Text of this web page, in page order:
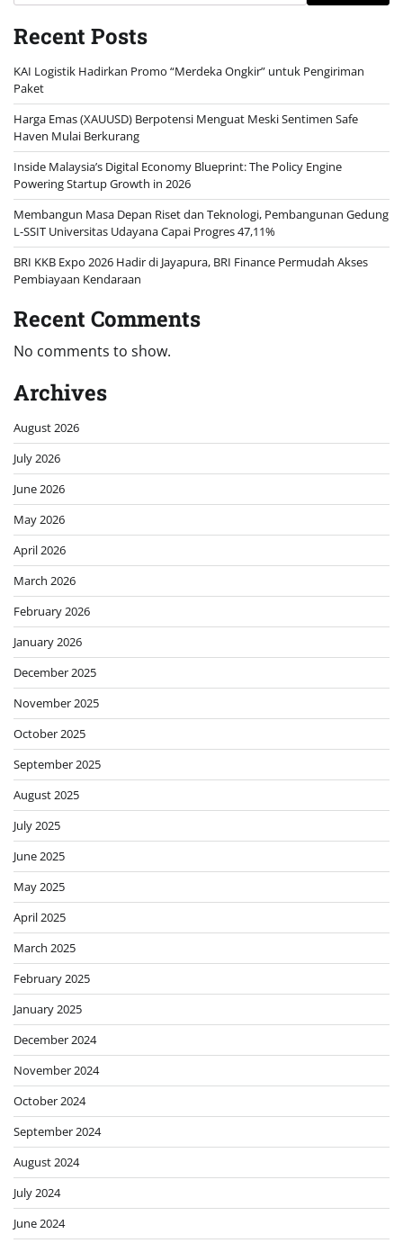
Recent Posts
KAI Logistik Hadirkan Promo “Merdeka Ongkir” untuk Pengiriman
Paket
Harga Emas (XAUUSD) Berpotensi Menguat Meski Sentimen Safe
Haven Mulai Berkurang
Inside Malaysia’s Digital Economy Blueprint: The Policy Engine
Powering Startup Growth in 2026
Membangun Masa Depan Riset dan Teknologi, Pembangunan Gedung
L-SSIT Universitas Udayana Capai Progres 47,11%
BRI KKB Expo 2026 Hadir di Jayapura, BRI Finance Permudah Akses
Pembiayaan Kendaraan
Recent Comments
No comments to show.
Archives
August 2026
July 2026
June 2026
May 2026
April 2026
March 2026
February 2026
January 2026
December 2025
November 2025
October 2025
September 2025
August 2025
July 2025
June 2025
May 2025
April 2025
March 2025
February 2025
January 2025
December 2024
November 2024
October 2024
September 2024
August 2024
July 2024
June 2024